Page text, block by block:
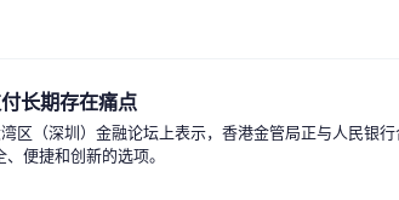
长期存在痛点
区（深圳）金融论坛上表示，香港金管局正与人民银
便捷和创新的选项。